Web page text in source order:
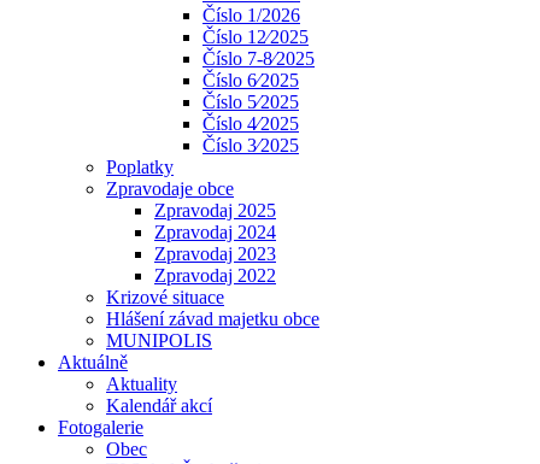
Číslo 1/2026
Číslo 12⁄2025
Číslo 7-8⁄2025
Číslo 6⁄2025
Číslo 5⁄2025
Číslo 4⁄2025
Číslo 3⁄2025
Poplatky
Zpravodaje obce
Zpravodaj 2025
Zpravodaj 2024
Zpravodaj 2023
Zpravodaj 2022
Krizové situace
Hlášení závad majetku obce
MUNIPOLIS
Aktuálně
Aktuality
Kalendář akcí
Fotogalerie
Obec